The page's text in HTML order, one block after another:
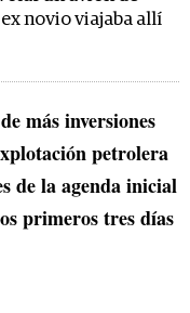
novio viajaba allí
más inversiones
petrolera
de la agenda inicial
primeros tres días